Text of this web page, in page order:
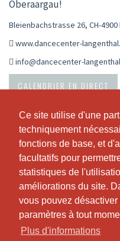
Ce site utilise d'une
techniquement
fonctions de base, et
facultatifs pour
statistiques de
améliorations du site.
vous pouvez
paramètres à tout
Plus d'informations
Ce site utilise d'une
techniquement
fonctions de base, et
facultatifs pour
statistiques de
améliorations du site.
vous pouvez
paramètres à tout
Plus d'informations
Oberaargau!
Bleienbachstrasse 26, CH-
www.dancecenter-
info@dancecenter-
CALENDRIER EN DIRECT
ABONNEMENTS ET PRIX
A PROPOS DE NOUS
Vue
03. -
DURANT CETTE